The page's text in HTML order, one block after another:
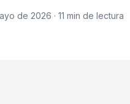
de 2026 · 11 min de lectura